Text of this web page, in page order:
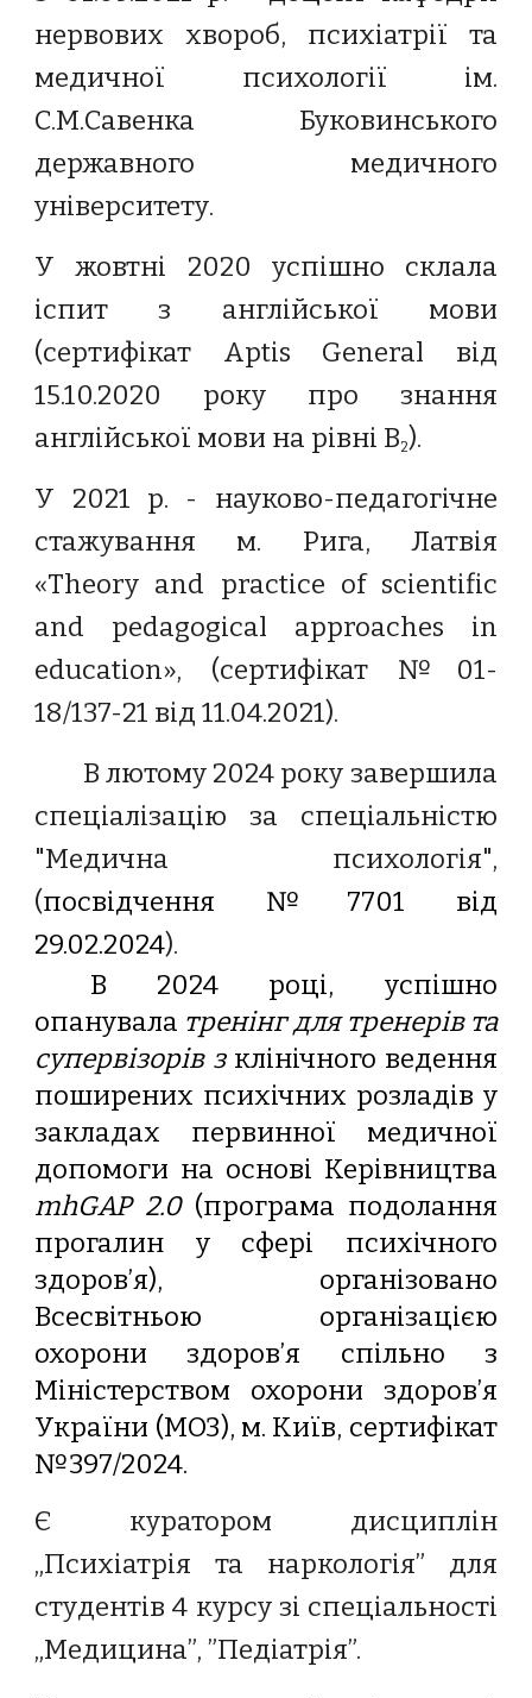
нервових хвороб, психіатрії та
медичної психології ім.
С.М.Савенка Буковинського
державного медичного
університету.
У жовтні 2020 успішно склала
іспит з англійської мови
(сертифікат Aptis General від
15.10.2020 року про знання
англійської мови на рівні В2).
У 2021 р. - науково-педагогічне
стажування м. Рига, Латвія
«Theory and practice of scientific
and pedagogical approaches in
education», (сертифікат №01-
18/137-21 від 11.04.2021).
В лютому 2024 року завершила
спеціалізацію за спеціальністю
"Медична психологія",
(посвідчення №7701 від
29.02.2024).
В 2024 році, успішно
опанувала тренінг для тренерів та
супервізорів зклінічного ведення
поширених психічних розладів у
закладах первинної медичної
допомоги на основі Керівництва
mhGAP 2.0(програма подолання
прогалин у сфері психічного
здоров’я), організовано
Всесвітньою організацією
охорони здоров’я спільно з
Міністерством охорони здоров’я
України (МОЗ), м. Київ, сертифікат
№397/2024.
Є куратором дисциплін
„Психіатрія та наркологія” для
студентів 4 курсу зі спеціальності
„Медицина”, ”Педіатрія”.